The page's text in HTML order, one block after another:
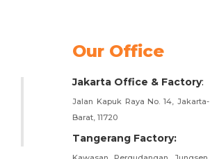
Our Office
Jakarta Office & Factory:
Jalan Kapuk Raya No. 14, Jakarta-
Barat, 11720
Tangerang Factory: